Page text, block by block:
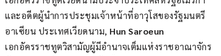
และอดีตผู้นำการประชุมเจ้าหน้าที่อาวุโสของรัฐมนตรี
อาเซียน ประเทศเวียดนาม, Hun Saroeun
เอกอัครราชทูตวิสามัญผู้มีอำนาจเต็มแห่งราชอาณาจักร